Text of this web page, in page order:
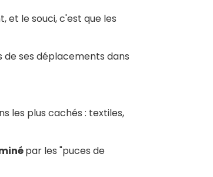
et le souci, c'est que les
de ses déplacements dans
les plus cachés : textiles,
par les "puces de